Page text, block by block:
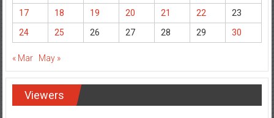
17
18 19 20 21 22
23
24
25 26 27 28 29 30
« Mar May »
Viewers